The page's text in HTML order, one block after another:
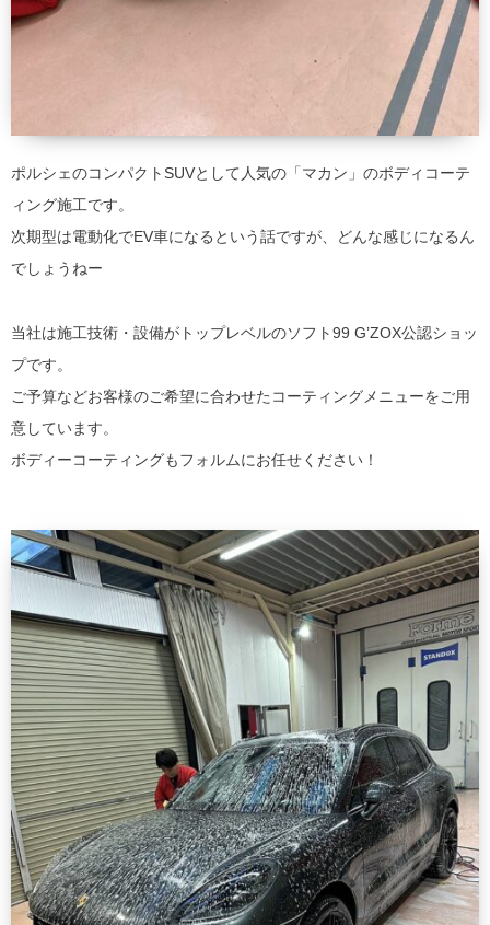
ポルシェのコンパクトSUVとして人気の「マカン」のボディコーテ
ィング施工です。
次期型は電動化でEV車になるという話ですが、どんな感じになるん
でしょうねー
当社は施工技術・設備がトップレベルのソフト99 G’ZOX公認ショッ
プです。
ご予算などお客様のご希望に合わせたコーティングメニューをご用
意しています。
ボディーコーティングもフォルムにお任せください！